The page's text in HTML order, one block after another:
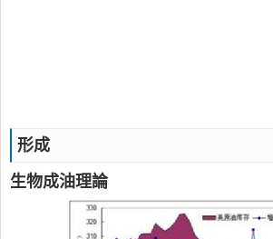
形成
生物成油理論